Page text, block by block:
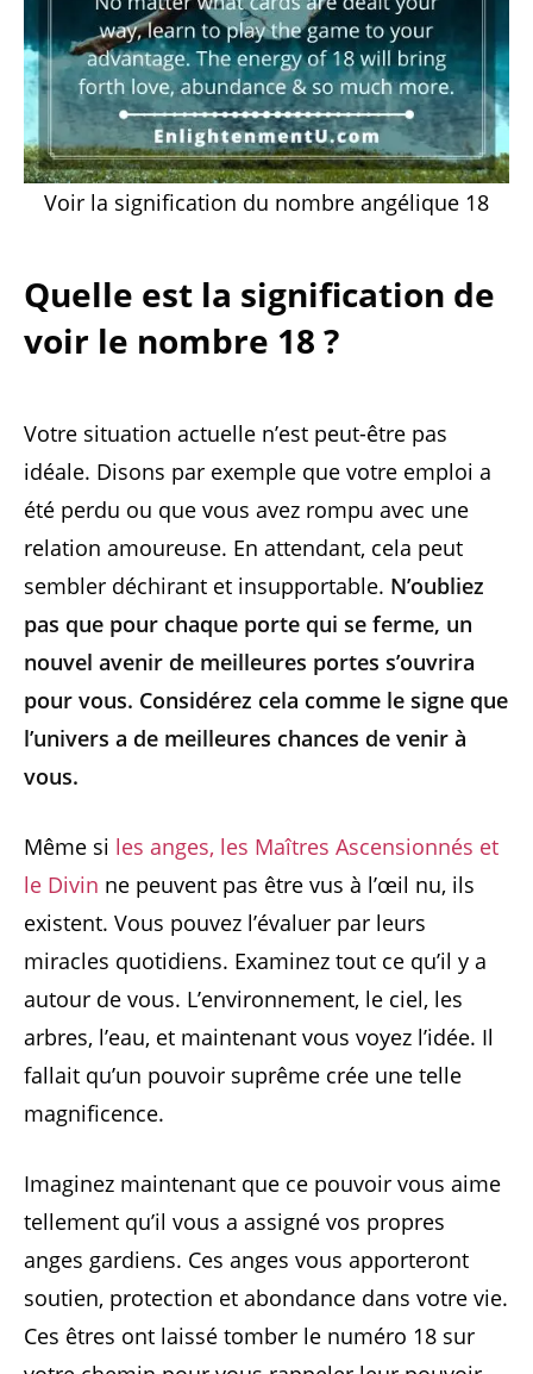
Voir la signification du nombre angélique 18
Quelle est la signification de
voir le nombre 18 ?
Votre situation actuelle n’est peut-être pas
idéale. Disons par exemple que votre emploi a
été perdu ou que vous avez rompu avec une
relation amoureuse. En attendant, cela peut
sembler déchirant et insupportable. N’oubliez
pas que pour chaque porte qui se ferme, un
nouvel avenir de meilleures portes s’ouvrira
pour vous. Considérez cela comme le signe que
l’univers a de meilleures chances de venir à
vous.
Même si les anges, les Maîtres Ascensionnés et
le Divin ne peuvent pas être vus à l’œil nu, ils
existent. Vous pouvez l’évaluer par leurs
miracles quotidiens. Examinez tout ce qu’il y a
autour de vous. L’environnement, le ciel, les
arbres, l’eau, et maintenant vous voyez l’idée. Il
fallait qu’un pouvoir suprême crée une telle
magnificence.
Imaginez maintenant que ce pouvoir vous aime
tellement qu’il vous a assigné vos propres
anges gardiens. Ces anges vous apporteront
soutien, protection et abondance dans votre vie.
Ces êtres ont laissé tomber le numéro 18 sur